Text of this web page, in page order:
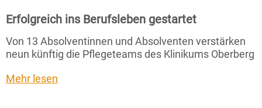
Erfolgreich ins Berufsleben gestartet
Von 13 Absolventinnen und Absolventen verstärken
neun künftig die Pflegeteams des Klinikums Oberberg
Mehr lesen